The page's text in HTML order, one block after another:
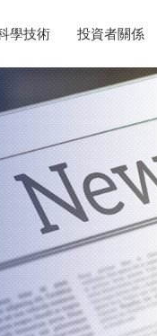
學技術 投資者關係